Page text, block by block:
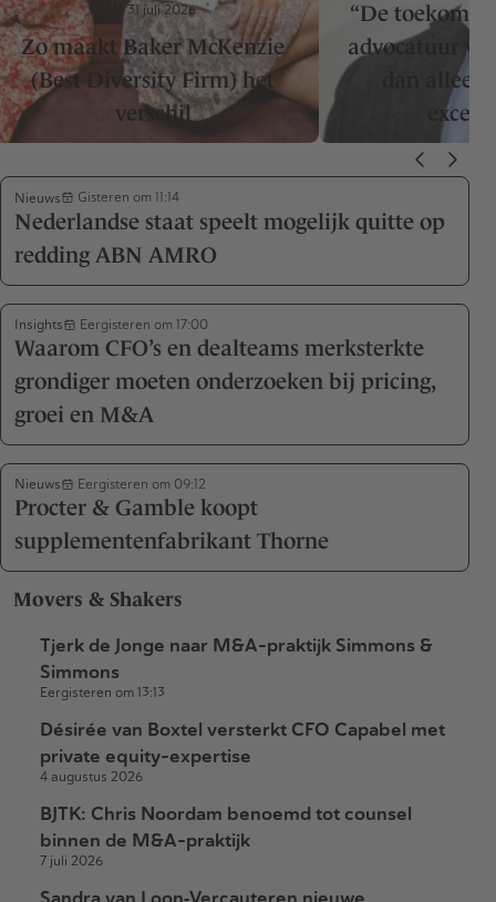
31 juli 2026
Zo maakt Baker McKenzie
(Best Diversity Firm) het
verschil
“De toekomst
advocatuur
dan
Nieuws Gisteren om 11:14
Nederlandse staat speelt mogelijk quitte op
redding ABN AMRO
Insights Eergisteren om 17:00
Waarom CFO’s en dealteams merksterkte
grondiger moeten onderzoeken bij pricing,
groei en M&A
Nieuws Eergisteren om 09:12
Procter & Gamble koopt
supplementenfabrikant Thorne
Movers & Shakers
Tjerk de Jonge naar M&A-praktijk Simmons &
Simmons
Eergisteren om 13:13
Désirée van Boxtel versterkt CFO Capabel met
private equity-expertise
4 augustus 2026
BJTK: Chris Noordam benoemd tot counsel
binnen de M&A-praktijk
7 juli 2026